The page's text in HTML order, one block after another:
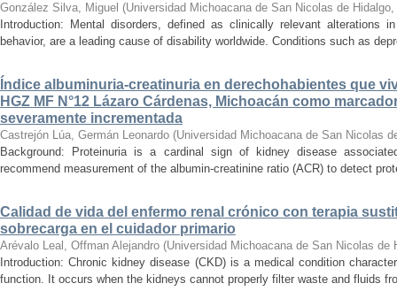
González Silva, Miguel (Universidad Michoacana de San Nicolas de Hidalgo,
Introduction: Mental disorders, defined as clinically relevant alterations
behavior, are a leading cause of disability worldwide. Conditions such as
Índice albuminuria-creatinuria en derechohabientes que
HGZ MF N°12 Lázaro Cárdenas, Michoacán como
severamente incrementada
Castrejón Lúa, Germán Leonardo (Universidad Michoacana de San Nicolas
Background: Proteinuria is a cardinal sign of kidney disease
recommend measurement of the albumin-creatinine ratio (ACR) to detect
Calidad de vida del enfermo renal crónico con terapia
sobrecarga en el cuidador primario
Arévalo Leal, Offman Alejandro (Universidad Michoacana de San Nicolas de
Introduction: Chronic kidney disease (CKD) is a medical condition
function. It occurs when the kidneys cannot properly filter waste and fluids